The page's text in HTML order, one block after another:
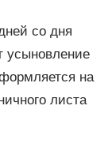
со дня
усыновление
на
листа